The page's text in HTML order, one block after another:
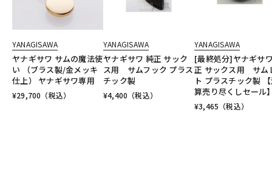
YANAGISAWA
ヤナギサワ サムの魔法使
い （ブラス製/金メッキ
仕上） ヤナギサワ専用
¥29,700 （税込）
YANAGISAWA
ヤナギサワ 純正 サック
ス用 サムフック プラス
チック製
¥4,400 （税込）
YANAGISAWA
[最終処分]ヤナギサ
正 サックス用 サム
ト プラスチック製
算売り尽くしセール
¥3,465 （税込）